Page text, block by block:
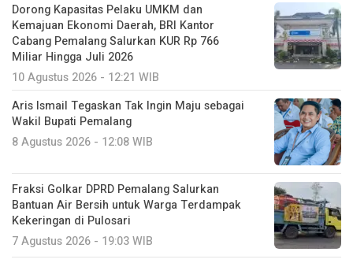
Dorong Kapasitas Pelaku UMKM dan
Kemajuan Ekonomi Daerah, BRI Kantor
Cabang Pemalang Salurkan KUR Rp 766
Miliar Hingga Juli 2026
10 Agustus 2026 - 12:21 WIB
Aris Ismail Tegaskan Tak Ingin Maju sebagai
Wakil Bupati Pemalang
8 Agustus 2026 - 12:08 WIB
Fraksi Golkar DPRD Pemalang Salurkan
Bantuan Air Bersih untuk Warga Terdampak
Kekeringan di Pulosari
7 Agustus 2026 - 19:03 WIB